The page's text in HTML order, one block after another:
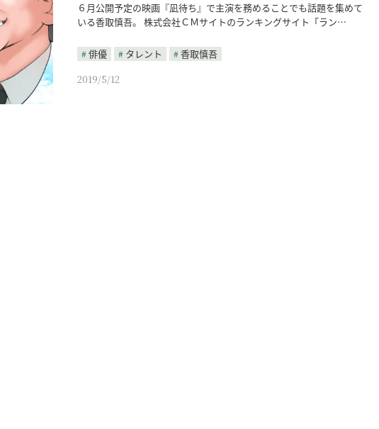
６月公開予定の映画『凪待ち』で主演を務めることでも話題を集めて
いる香取慎吾。 株式会社ＣＭサイトのランキングサイト「ラン…
俳優 タレント
香取慎吾
2019/5/12